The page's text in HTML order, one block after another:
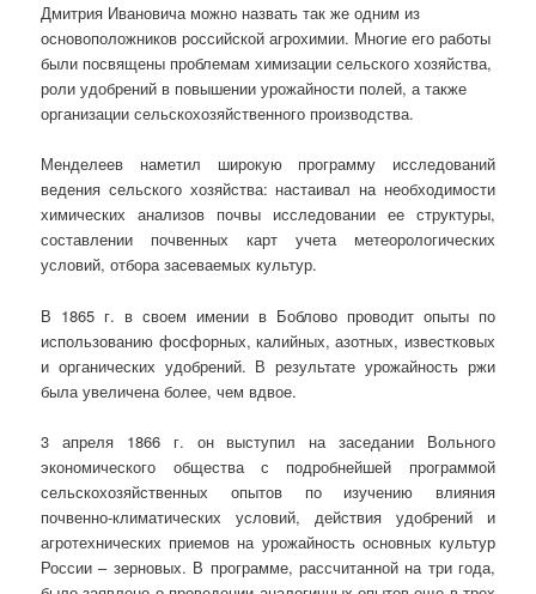
Дмитрия Ивановича можно назвать так же одним из
основоположников российской агрохимии. Многие его работы
были посвящены проблемам химизации сельского хозяйства,
роли удобрений в повышении урожайности полей, а также
организации сельскохозяйственного производства.
Менделеев наметил широкую программу исследований
ведения сельского хозяйства: настаивал на необходимости
химических анализов почвы исследовании ее структуры,
составлении почвенных карт учета метеорологических
условий, отбора засеваемых культур.
В 1865 г. в своем имении в Боблово проводит опыты по
использованию фосфорных, калийных, азотных, известковых
и органических удобрений. В результате урожайность ржи
была увеличена более, чем вдвое.
3 апреля 1866 г. он выступил на заседании Вольного
экономического общества с подробнейшей программой
сельскохозяйственных опытов по изучению влияния
почвенно-климатических условий, действия удобрений и
агротехнических приемов на урожайность основных культур
России – зерновых. В программе, рассчитанной на три года,